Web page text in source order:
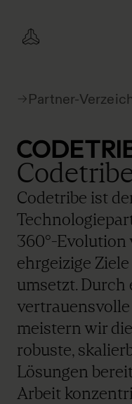
Partner-
Codetribe ist
360°-
ehrgeizige
umsetzt. Durch
meistern wir
robuste,
Lösungen
Arbeit